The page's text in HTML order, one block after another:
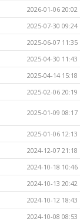
2026-01-06 20:02
2025-07-30 09:24
2025-06-07 11:35
2025-04-30 11:43
2025-04-14 15:18
2025-02-06 20:19
2025-01-09 08:17
2025-01-06 12:13
2024-12-07 21:18
2024-10-18 10:46
2024-10-13 20:42
2024-10-12 18:43
2024-10-08 08:53